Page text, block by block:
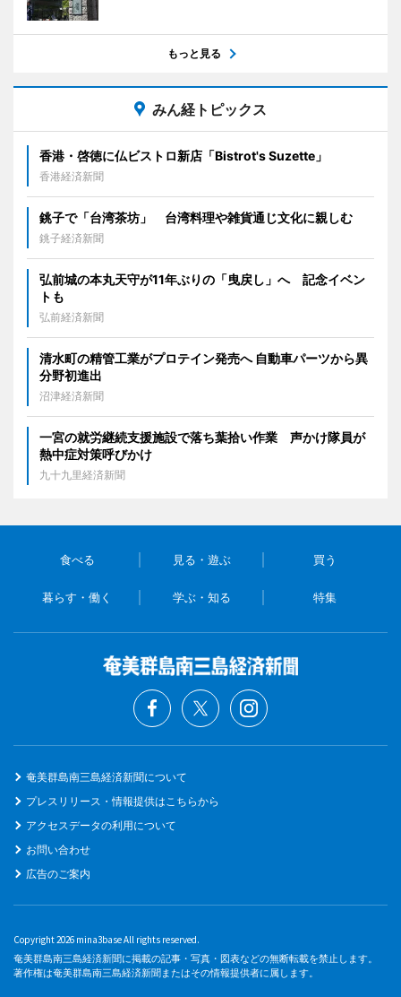
もっと見る
みん経トピックス
香港・啓徳に仏ビストロ新店「Bistrot's Suzette」
香港経済新聞
銚子で「台湾茶坊」 台湾料理や雑貨通じ文化に親しむ
銚子経済新聞
弘前城の本丸天守が11年ぶりの「曳戻し」へ 記念イベン
トも
弘前経済新聞
清水町の精管工業がプロテイン発売へ 自動車パーツから異
分野初進出
沼津経済新聞
一宮の就労継続支援施設で落ち葉拾い作業 声かけ隊員が
熱中症対策呼びかけ
九十九里経済新聞
食べる 見る・遊ぶ 買う
暮らす・働く 学ぶ・知る 特集
奄美群島南三島経済新聞について
プレスリリース・情報提供はこちらから
アクセスデータの利用について
お問い合わせ
広告のご案内
Copyright 2026 mina3base All rights reserved.
奄美群島南三島経済新聞に掲載の記事・写真・図表などの無断転載を禁止します。
著作権は奄美群島南三島経済新聞またはその情報提供者に属します。